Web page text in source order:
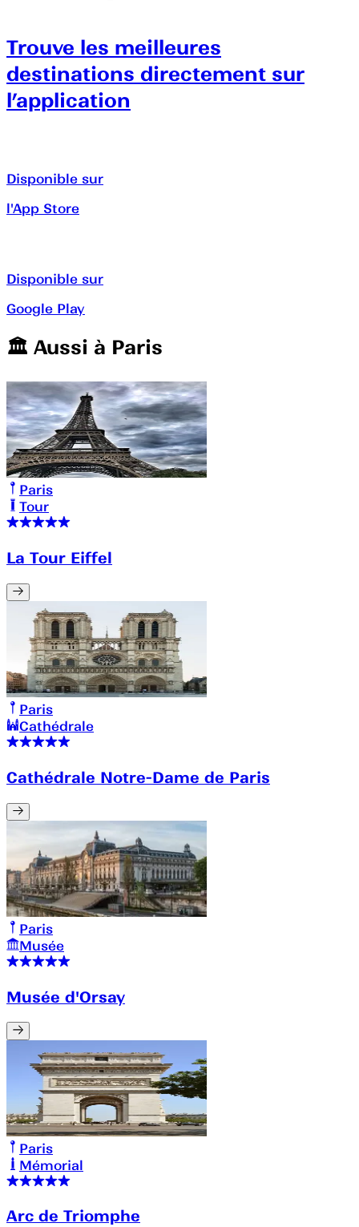
Trouve les meilleures
destinations directement sur
l’application
Disponible sur
l'App Store
Disponible sur
Google Play
🏛️️ Aussi à Paris
Paris
Tour
La Tour Eiffel
Paris
Cathédrale
Cathédrale Notre-Dame de Paris
Paris
Musée
Musée d'Orsay
Paris
Mémorial
Arc de Triomphe